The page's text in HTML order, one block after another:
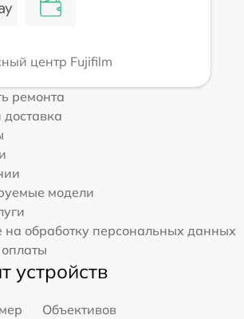
центр Fujifilm
ремонта
модели
на обработку персональных данных
устройств
Объективов